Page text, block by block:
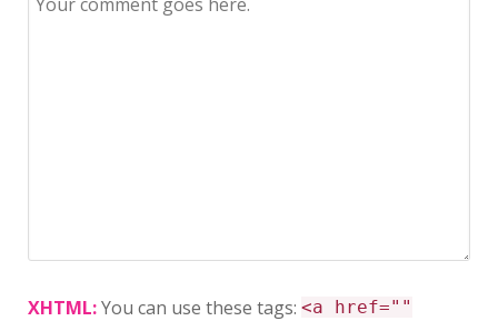
XHTML:You can use these tags: <a href=""